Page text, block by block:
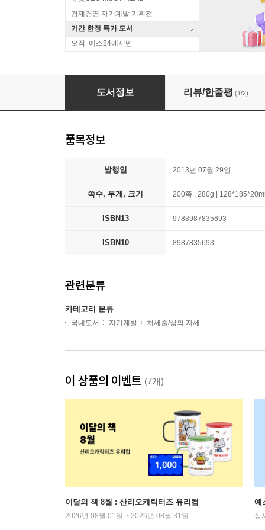
경제경영 자기계발 기획전
기간 한정 특가 도서
오직, 예스24에서만
자기암시
도서정보 리뷰/한줄평 (1/2)
품목정보
발행일 2013년 07월 29일
쪽수, 무게, 크기 200쪽 | 280g |
ISBN13 9788987835693
ISBN10 8987835693
관련분류
카테고리 분류
국내도서 자기계발 처세술/삶의 자세
이 상품의 이벤트 (7개)
이달의 책 8월 : 산리오캐릭터즈 유리컵
2026년 08월 01일 ~ 2026년 08월 31일
예
상